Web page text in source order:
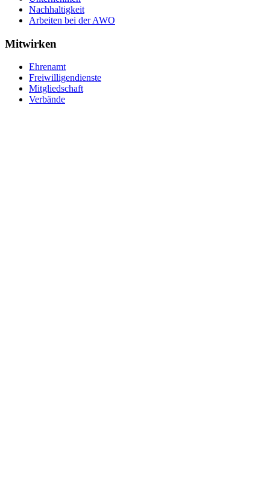
Nachhaltigkeit
Arbeiten bei der AWO
Mitwirken
Ehrenamt
Freiwilligendienste
Mitgliedschaft
Verbände